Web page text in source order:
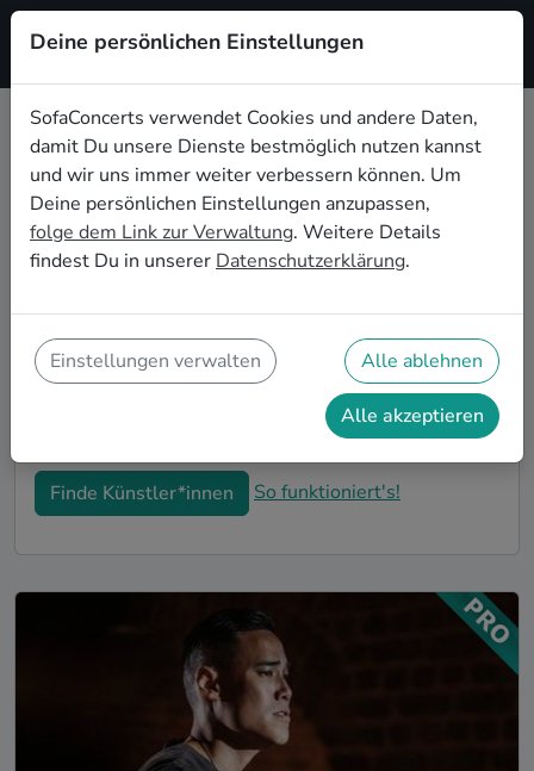
Registrieren
Singer songwriter Live-Musik für
den 50. Geburtstag in Herne
Schon wieder ist ein Jahrzehnt vergangen und Dein
nächster runder Geburtstag steht an? Ein Konzert ist
eine ganz besondere Art und Weise zu feiern. Ob
kleine Gartenparty oder Feier mit der ganzen
Nachbarschaft: Auf SofaConcerts findest Du tolle
Singer songwriter Live-Acts, die perfekt zu Deiner
50. Geburtstagsfeier in Herne passen.
Finde Künstler*innen So funktioniert's!
Deine persönlichen Einstellungen
SofaConcerts verwendet Cookies und andere Daten,
damit Du unsere Dienste bestmöglich nutzen kannst
und wir uns immer weiter verbessern können. Um
Deine persönlichen Einstellungen anzupassen,
folge dem Link zur Verwaltung. Weitere Details
findest Du in unserer Datenschutzerklärung.
Einstellungen verwalten Alle ablehnen
Alle akzeptieren